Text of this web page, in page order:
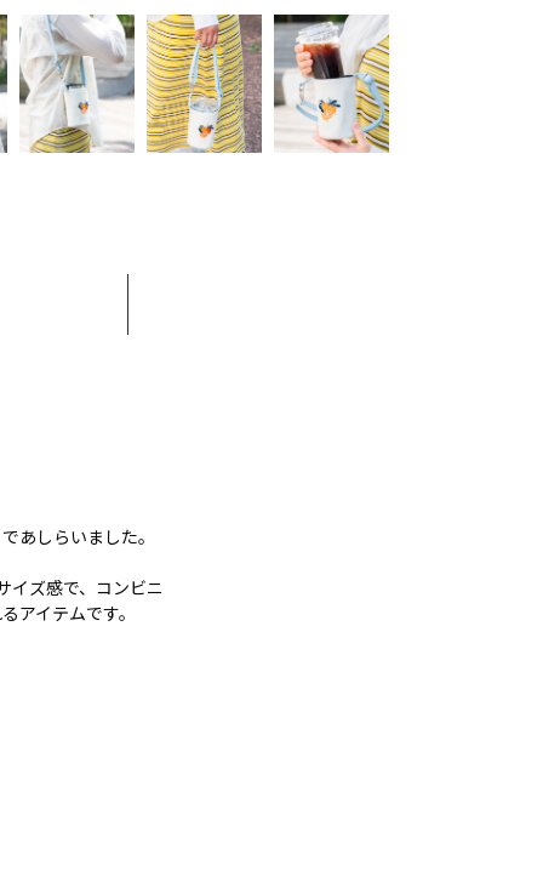
あしらいました。
ズ感で、コンビニ
アイテムです。